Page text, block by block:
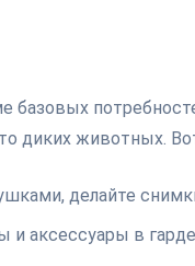
диких животных.
делайте
и аксессуары в